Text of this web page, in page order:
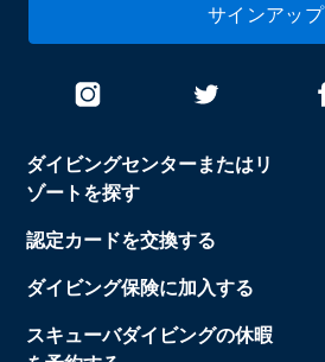
ダイビングセンターまたはリ
ゾートを探す
認定カードを交換する
ダイビング保険に加入する
スキューバダイビングの休暇
サインアップ